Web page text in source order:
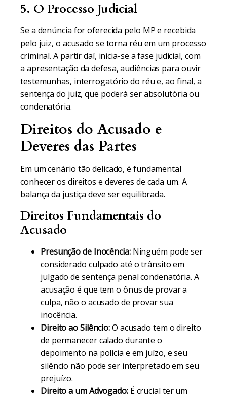
5. O Processo Judicial
Se a denúncia for oferecida pelo MP e recebida
pelo juiz, o acusado se torna réu em um processo
criminal. A partir daí, inicia-se a fase judicial, com
a apresentação da defesa, audiências para ouvir
testemunhas, interrogatório do réu e, ao final, a
sentença do juiz, que poderá ser absolutória ou
condenatória.
Direitos do Acusado e
Deveres das Partes
Em um cenário tão delicado, é fundamental
conhecer os direitos e deveres de cada um. A
balança da justiça deve ser equilibrada.
Direitos Fundamentais do
Acusado
Presunção de Inocência:Ninguém pode ser
considerado culpado até o trânsito em
julgado de sentença penal condenatória. A
acusação é que tem o ônus de provar a
culpa, não o acusado de provar sua
inocência.
Direito ao Silêncio:O acusado tem o direito
de permanecer calado durante o
depoimento na polícia e em juízo, e seu
silêncio não pode ser interpretado em seu
prejuízo.
Direito a um Advogado:É crucial ter um